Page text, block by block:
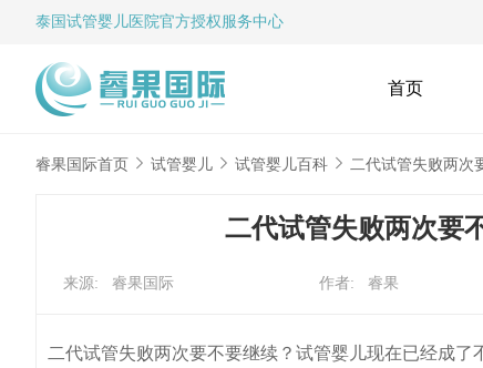
泰国试管婴儿 医院官方授权服务中心
首页
睿果国际首页 试管婴儿 试管婴儿百科 二代试管失败两次
二代试管失败两次要
来源: 睿果国际 作者: 睿果
二代试管失败两次要不要继续？试管婴儿现在已经成